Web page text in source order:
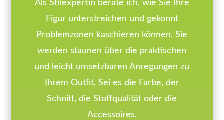
Als Stilexpertin berate ich, wie Sie Ihre
Figur unterstreichen und gekonnt
Problemzonen kaschieren können. Sie
werden staunen über die praktischen
und leicht umsetzbaren Anregungen zu
Ihrem Outfit. Sei es die Farbe, der
Schnitt, die Stoffqualität oder die
Accessoires.